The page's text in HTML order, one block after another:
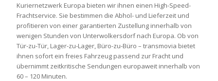
Kuriernetzwerk Europa bieten wir ihnen einen High-Speed-
Frachtservice. Sie bestimmen die Abhol- und Lieferzeit und
profitieren von einer garantierten Zustellung innerhalb von
wenigen Stunden von Unterwolkersdorf nach Europa. Ob von
Tür-zu-Tür, Lager-zu-Lager, Büro-zu-Büro – transmovia bietet
ihnen sofort ein freies Fahrzeug passend zur Fracht und
übernimmt zeitkritische Sendungen europaweit innerhalb von
60 – 120 Minuten.